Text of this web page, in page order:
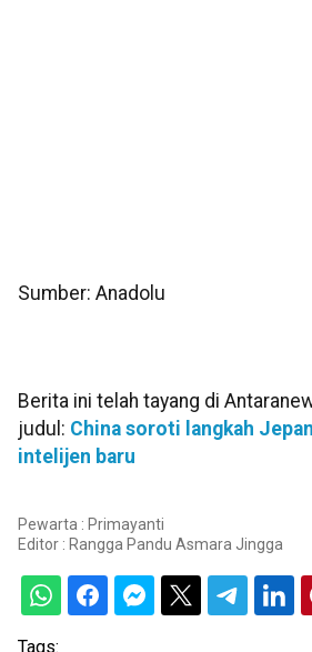
Sumber: Anadolu
Berita ini telah tayang di
judul: China soroti langkah
intelijen baru
Pewarta : Primayanti
Editor : Rangga Pandu Asmara Jingga
Tags: